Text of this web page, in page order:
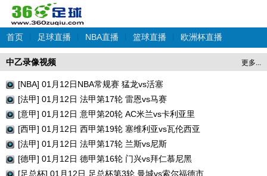
首页 足球直播 NBA直播 篮球直播 欧洲杯直播
更多...
中乙录像视频
[NBA] 01月12日NBA常规赛 猛龙vs活塞
[法甲] 01月12日 法甲第17轮 雷恩vs马赛
[意甲] 01月12日 意甲第20轮 AC米兰vs卡利亚里
[西甲] 01月12日 西甲第19轮 塞维利亚vs瓦伦西亚
[法甲] 01月12日 法甲第17轮 兰斯vs尼斯
[德甲] 01月12日 德甲第16轮 门兴vs拜仁慕尼黑
[足总杯] 01月12日 足总杯第3轮 曼城vs索尔福德市